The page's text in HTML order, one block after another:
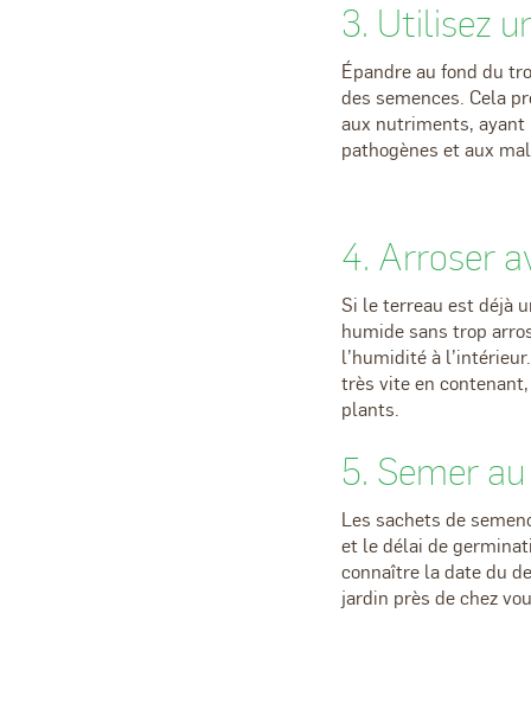
3. Utilisez
Épandre au fond du
des semences. Cela
aux nutriments, ayant
pathogènes et aux
4. Arroser
Si le terreau est déjà
humide sans trop
l’humidité à
très vite en
plants.
5. Semer
Les sachets de
et le délai de
connaître la date du
jardin près de chez